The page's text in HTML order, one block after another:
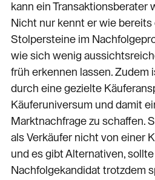
kann ein Transaktionsberater
Nicht nur kennt er wie
Stolpersteine im
wie sich wenig
früh erkennen lassen. Zudem
durch eine gezielte
Käuferuniversum und damit
Marktnachfrage zu schaffen.
als Verkäufer nicht von einer
und es gibt Alternativen,
Nachfolgekandidat trotzdem